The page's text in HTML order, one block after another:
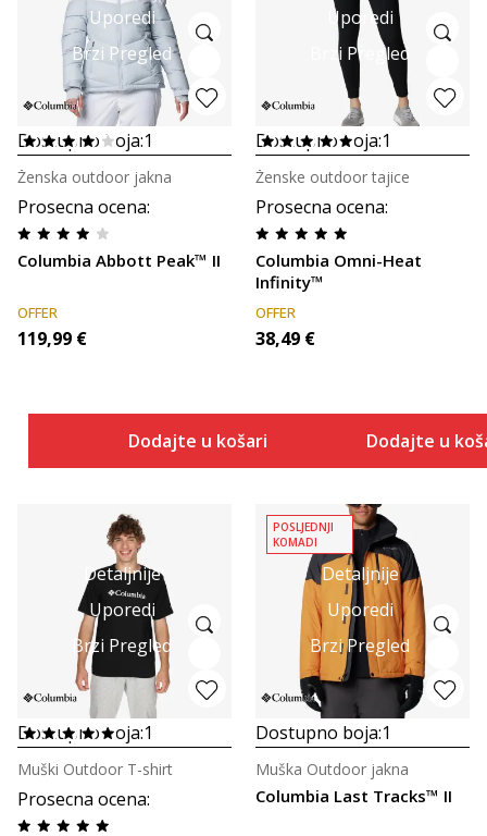
Uporedi
Brzi Pregled
Dostupno boja:1
Prosecna ocena:
Columbia Abbott Peak™ II
Ženska outdoor jakna
OFFER
119,99 €
Dodajte u košaricu
Uporedi
Brzi Pregled
Dostupno boja:1
Prosecna ocena:
Columbia Omni-Heat
Infinity™
Ženske outdoor tajice
OFFER
38,49 €
Dodajte u
Detaljnije
Uporedi
Brzi Pregled
Dostupno boja:1
Prosecna ocena:
Muški Outdoor T-shirt
Detaljnije
Uporedi
Brzi Pregled
POSLJEDNJI
KOMADI
Dostupno boja:1
Columbia Last Tracks™ II
Muška Outdoor jakna